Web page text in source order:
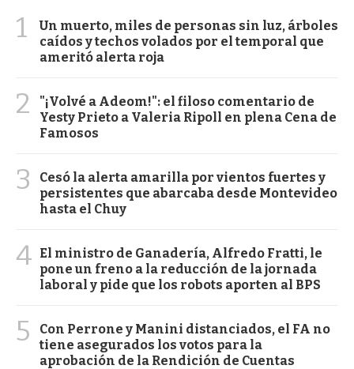
1
Un muerto, miles de personas sin luz, árboles
caídos y techos volados por el temporal que
ameritó alerta roja
2
"¡Volvé a Adeom!": el filoso comentario de
Yesty Prieto a Valeria Ripoll en plena Cena de
Famosos
3
Cesó la alerta amarilla por vientos fuertes y
persistentes que abarcaba desde Montevideo
hasta el Chuy
4 El ministro de Ganadería, Alfredo Fratti, le
pone un freno a la reducción de la jornada
laboral y pide que los robots aporten al BPS
5
Con Perrone y Manini distanciados, el FA no
tiene asegurados los votos para la
aprobación de la Rendición de Cuentas